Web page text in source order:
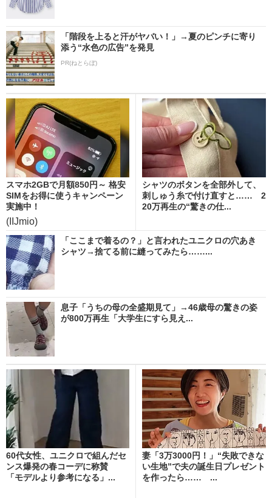
「階段を上ると汗がヤバい！」→夏のピンチに寄り
添う“水色の広告”を発見
PR(ねとらぼ)
スマホ2GBで月額850円～ 格安
SIMをお得に使うキャンペーン
実施中！
(IIJmio)
シャツのボタンを全部外して、
刺しゅう糸で付け直すと…… 2
20万再生の“驚きの仕...
「ここまで着るの？」と言われたユニクロの穴あき
シャツ→捨てる前に縫ってみたら……...
息子「うちの母の全盛期見て」→46歳母の驚きの姿
が800万再生「大学生にすら見え...
60代女性、ユニクロで組んだセ
ンス爆発の春コーデに称賛
「モデルより参考になる」...
妻「3万3000円！」“失敗できな
い生地”で夫の誕生日プレゼント
を作ったら…… ...